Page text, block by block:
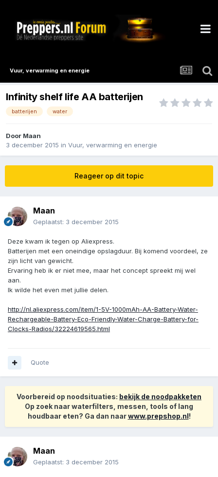
Vuur, verwarming en energie
Infinity shelf life AA batterijen
batterijen water
Door Maan
3 december 2015 in Vuur, verwarming en energie
Reageer op dit topic
Maan
Geplaatst: 3 december 2015
Deze kwam ik tegen op Aliexpress.
Batterijen met een oneindige opslagduur. Bij komend voordeel, ze
zijn licht van gewicht.
Ervaring heb ik er niet mee, maar het concept spreekt mij wel
aan.
Ik wilde het even met jullie delen.
http://nl.aliexpress.com/item/1-5V-1000mAh-AA-Battery-Water-
Rechargeable-Battery-Eco-Friendly-Water-Charge-Battery-for-
Clocks-Radios/32224619565.html
Quote
Voorbereid op noodsituaties: bekijk de noodpakketen
Op zoek naar waterfilters, messen, tools of lang
houdbaar eten? Ga dan naarwww.prepshop.nl!
Maan
Geplaatst: 3 december 2015